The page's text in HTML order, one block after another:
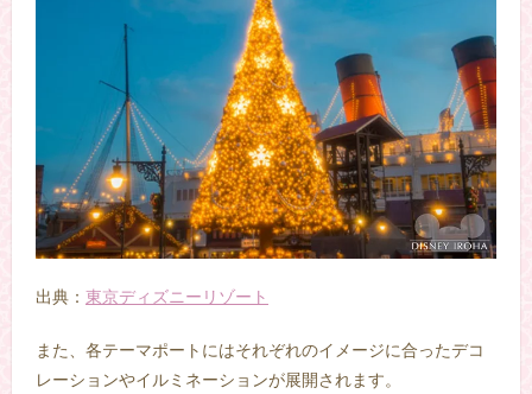
出典： 東京ディズニーリゾート
また、各テーマポートにはそれぞれのイメージに合ったデコ
レーションやイルミネーションが展開されます。